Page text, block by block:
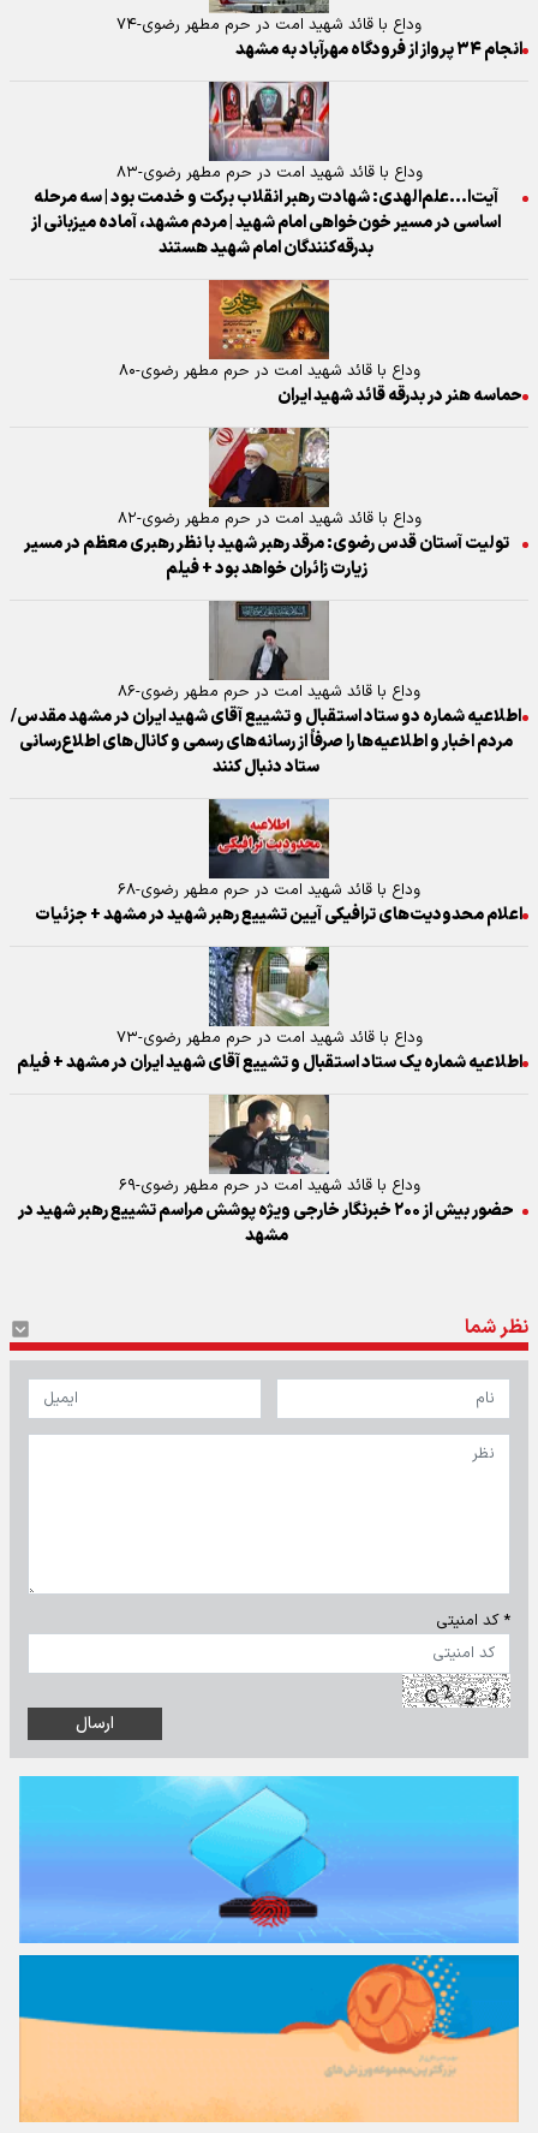
وداع با قائد شهید امت در حرم مطهر رضوی-۷۴
انجام ۳۴ پرواز از فرودگاه مهرآباد به مشهد
وداع با قائد شهید امت در حرم مطهر رضوی-۸۳
آیت‌ا...علم‌الهدی: شهادت رهبر انقلاب برکت و خدمت بود | سه مرحله
اساسی در مسیر خون‌خواهی امام شهید | مردم مشهد، آماده میزبانی از
بدرقه‌کنندگان امام شهید هستند
وداع با قائد شهید امت در حرم مطهر رضوی-۸۰
حماسه هنر در بدرقه قائد شهید ایران
وداع با قائد شهید امت در حرم مطهر رضوی-۸۲
تولیت آستان قدس رضوی: مرقد رهبر شهید با نظر رهبری معظم در مسیر
زیارت زائران خواهد بود + فیلم
وداع با قائد شهید امت در حرم مطهر رضوی-۸۶
اطلاعیه شماره دو ستاد استقبال و تشییع آقای شهید ایران در مشهد مقدس/
مردم اخبار و اطلاعیه‌ها را صرفاً از رسانه‌های رسمی و کانال‌های اطلاع‌رسانی
ستاد دنبال کنند
وداع با قائد شهید امت در حرم مطهر رضوی-۶۸
اعلام محدودیت‌های ترافیکی آیین تشییع رهبر شهید در مشهد + جزئیات
وداع با قائد شهید امت در حرم مطهر رضوی-۷۳
اطلاعیه شماره یک ستاد استقبال و تشییع آقای شهید ایران در مشهد + فیلم
وداع با قائد شهید امت در حرم مطهر رضوی-۶۹
حضور بیش از ۲۰۰ خبرنگار خارجی ویژه پوشش مراسم تشییع رهبر شهید در
مشهد
نظر شما
* کد امنیتی